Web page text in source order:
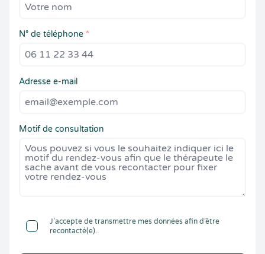
N° de téléphone *
Adresse e-mail
Motif de consultation
J’accepte de transmettre mes données afin d’être
recontacté(e).